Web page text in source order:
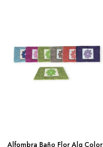
Alfombra Baño Flor Alg Color